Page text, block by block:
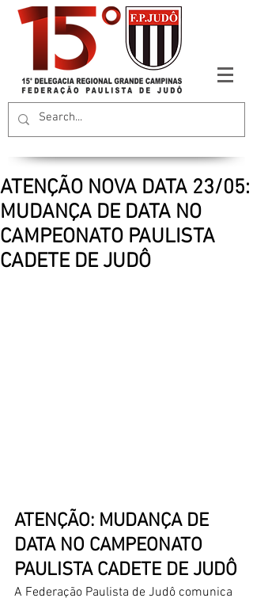
ATENÇÃO NOVA DATA 23/05:
MUDANÇA DE DATA NO
CAMPEONATO PAULISTA
CADETE DE JUDÔ
ATENÇÃO: MUDANÇA DE
DATA NO CAMPEONATO
PAULISTA CADETE DE JUDÔ
A Federação Paulista de Judô comunica